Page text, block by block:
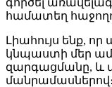
համատեղ
Լիահույս ենք,
կնպաստի մեր
զարգացմանը, և
մանրամասներով։